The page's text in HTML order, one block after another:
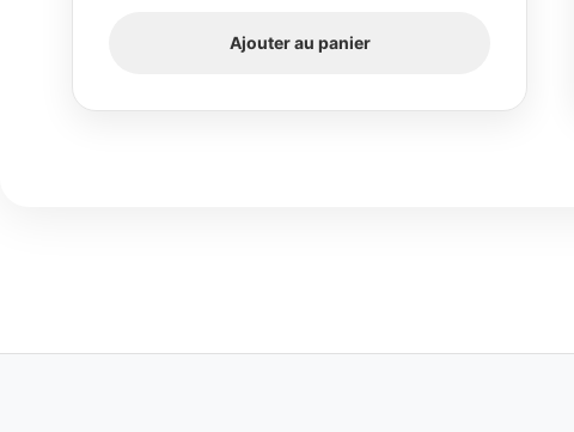
Ajouter au panier